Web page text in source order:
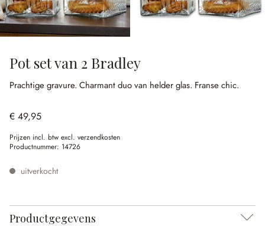
Pot set van 2 Bradley
Prachtige gravure. Charmant duo van helder glas. Franse chic.
€ 49,95
Prijzen incl. btw excl. verzendkosten
Productnummer: 14726
uitverkocht
Productgegevens